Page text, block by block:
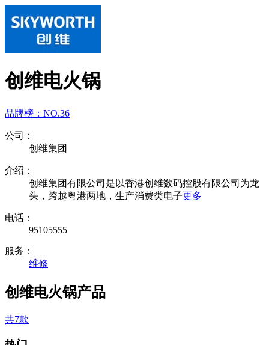
创维电火锅
品牌榜： NO.36
公司：
创维集团
介绍：
创维集团有限公司是以香港创维数码控股有限公司为龙
头，跨越粤港两地，生产消费类电子更多
电话：
95105555
服务：
维修
创维电火锅产品
共7款